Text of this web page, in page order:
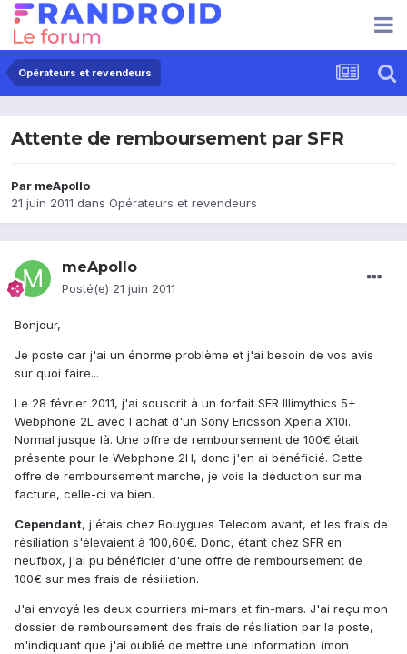
Opérateurs et revendeurs
Attente de remboursement par SFR
Par meApollo
21 juin 2011 dans Opérateurs et revendeurs
meApollo
Posté(e) 21 juin 2011
Bonjour,
Je poste car j'ai un énorme problème et j'ai besoin de vos avis
sur quoi faire...
Le 28 février 2011, j'ai souscrit à un forfait SFR Illimythics 5+
Webphone 2L avec l'achat d'un Sony Ericsson Xperia X10i.
Normal jusque là. Une offre de remboursement de 100€ était
présente pour le Webphone 2H, donc j'en ai bénéficié. Cette
offre de remboursement marche, je vois la déduction sur ma
facture, celle-ci va bien.
Cependant, j'étais chez Bouygues Telecom avant, et les frais de
résiliation s'élevaient à 100,60€. Donc, étant chez SFR en
neufbox, j'ai pu bénéficier d'une offre de remboursement de
100€ sur mes frais de résiliation.
J'ai envoyé les deux courriers mi-mars et fin-mars. J'ai reçu mon
dossier de remboursement des frais de résiliation par la poste,
m'indiquant que j'ai oublié de mettre une information (mon